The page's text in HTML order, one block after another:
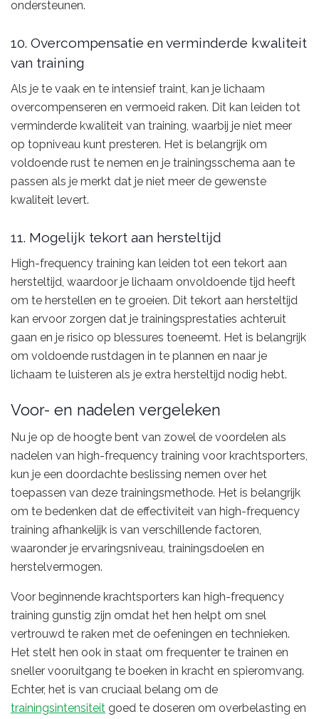
ondersteunen.
10. Overcompensatie en verminderde kwaliteit
van training
Als je te vaak en te intensief traint, kan je lichaam
overcompenseren en vermoeid raken. Dit kan leiden tot
verminderde kwaliteit van training, waarbij je niet meer
op topniveau kunt presteren. Het is belangrijk om
voldoende rust te nemen en je trainingsschema aan te
passen als je merkt dat je niet meer de gewenste
kwaliteit levert.
11. Mogelijk tekort aan hersteltijd
High-frequency training kan leiden tot een tekort aan
hersteltijd, waardoor je lichaam onvoldoende tijd heeft
om te herstellen en te groeien. Dit tekort aan hersteltijd
kan ervoor zorgen dat je trainingsprestaties achteruit
gaan en je risico op blessures toeneemt. Het is belangrijk
om voldoende rustdagen in te plannen en naar je
lichaam te luisteren als je extra hersteltijd nodig hebt.
Voor- en nadelen vergeleken
Nu je op de hoogte bent van zowel de voordelen als
nadelen van high-frequency training voor krachtsporters,
kun je een doordachte beslissing nemen over het
toepassen van deze trainingsmethode. Het is belangrijk
om te bedenken dat de effectiviteit van high-frequency
training afhankelijk is van verschillende factoren,
waaronder je ervaringsniveau, trainingsdoelen en
herstelvermogen.
Voor beginnende krachtsporters kan high-frequency
training gunstig zijn omdat het hen helpt om snel
vertrouwd te raken met de oefeningen en technieken.
Het stelt hen ook in staat om frequenter te trainen en
sneller vooruitgang te boeken in kracht en spieromvang.
Echter, het is van cruciaal belang om de
trainingsintensiteit goed te doseren om overbelasting en